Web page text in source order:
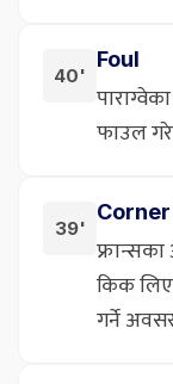
40'
Foul
फाउल
39'
किक
गर्ने